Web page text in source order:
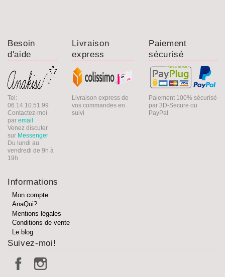
Besoin
d'aide
Tel:
06.14.10.51.99
Contactez-moi
par email
Venez discuter
sur Messenger
Du lundi au
vendredi de 9h à
19h
Livraison
express
Livraison express de
vos commandes en
suivi
Paiement
sécurisé
Paiement 100% sécurisé
par 3D-Secure ou
PayPal
Informations
Mon compte
AnaQui?
Mentions légales
Conditions de vente
Le blog
Suivez-moi!